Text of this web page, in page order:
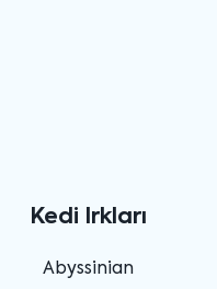
Kedi Irkları
Abyssinian